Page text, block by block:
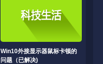
Win10外接显示器鼠标卡顿的
问题（已解决)